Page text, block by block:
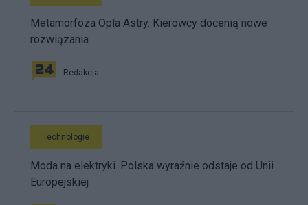
Metamorfoza Opla Astry. Kierowcy docenią nowe
rozwiązania
Redakcja
Technologie
Moda na elektryki. Polska wyraźnie odstaje od Unii
Europejskiej